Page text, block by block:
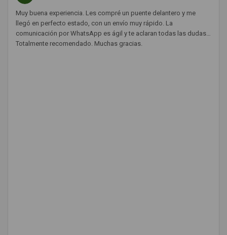
Muy buena experiencia. Les compré un puente delantero y me
llegó en perfecto estado, con un envío muy rápido. La
comunicación por WhatsApp es ágil y te aclaran todas las dudas.
Totalmente recomendado. Muchas gracias.